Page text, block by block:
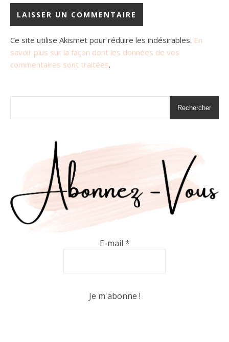
Ce site utilise Akismet pour réduire les indésirables. En
savoir plus sur la façon dont les données de vos
commentaires sont traitées.
Rechercher
E-mail *